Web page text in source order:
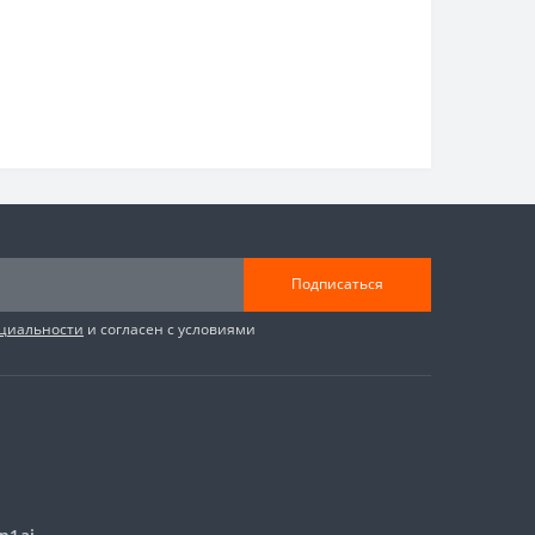
Подписаться
и согласен с условиями